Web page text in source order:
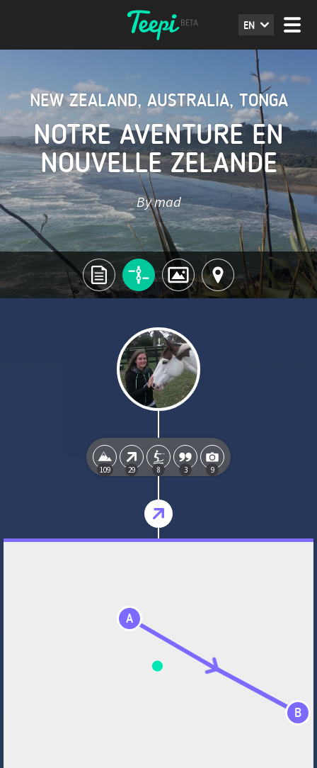
EN
NEW ZEALAND, AUSTRALIA, TONGA
NOTRE AVENTURE EN
NOUVELLE ZELANDE
By mad
109 29 8 3 9
A
B